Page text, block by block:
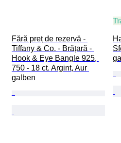
Fără preț de rezervă -
Tiffany & Co. - Brățară -
Hook & Eye Bangle 925,
750 - 18 ct. Argint, Aur
galben